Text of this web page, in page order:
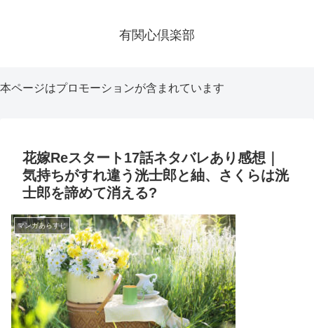
有関心倶楽部
本ページはプロモーションが含まれています
花嫁Reスタート17話ネタバレあり感想｜
気持ちがすれ違う洸士郎と紬、さくらは洸
士郎を諦めて消える?
マンガあらすじ